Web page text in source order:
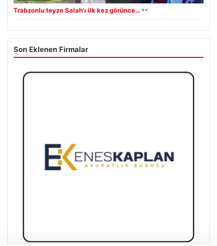
Trabzonlu teyze Salah’ı ilk kez görünce…
Son Eklenen Firmalar